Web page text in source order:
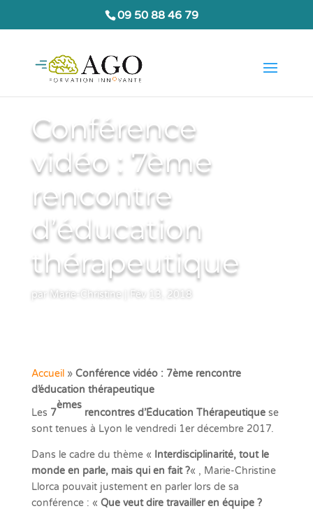
09 50 88 46 79
Conférence
vidéo : 7ème
rencontre
d’éducation
thérapeutique
par Marie-Christine Fév 13, 2018
Accueil» Conférence vidéo : 7ème rencontre
d’éducation thérapeutique
Les 7
èmes
rencontres d’Éducation Thérapeutiquese
sont tenues à Lyon le vendredi 1er décembre 2017.
Dans le cadre du thème « Interdisciplinarité, tout le
monde en parle, mais qui en fait ?« , Marie-Christine
Llorca pouvait justement en parler lors de sa
conférence : « Que veut dire travailler en équipe ?